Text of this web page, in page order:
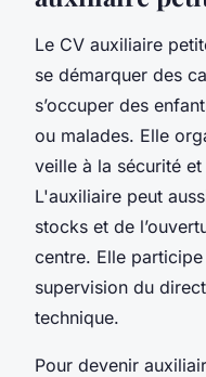
Le CV auxiliaire
se démarquer des
s’occuper des
ou malades. Elle
veille à la sécurité
L'auxiliaire peut
stocks et de
centre. Elle
supervision du
technique.
Pour devenir